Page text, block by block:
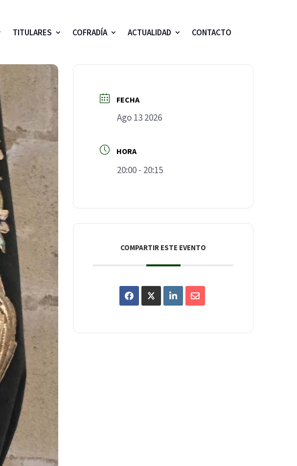
TITULARES COFRADÍA ACTUALIDAD CONTACTO
FECHA
Ago 13 2026
HORA
20:00 - 20:15
COMPARTIR ESTE EVENTO